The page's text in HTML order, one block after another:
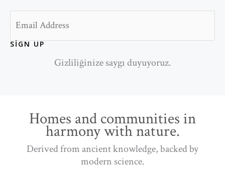
SIGN UP
Gizliliğinize saygı duyuyoruz.
Homes and communities in
harmony with nature.
Derived from ancient knowledge, backed by
modern science.